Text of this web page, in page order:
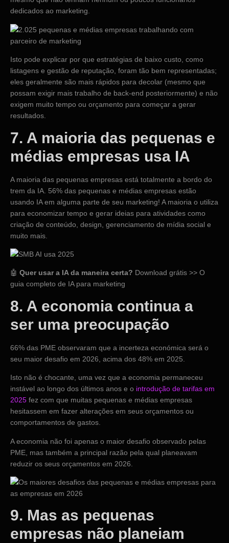
dedicados ao marketing.
Isto pode explicar por que estratégias de baixo custo, como
listagens e gestão de reputação, foram tão bem representadas;
eles geralmente são mais rápidos para decolar (mesmo que
possam exigir mais trabalho de back-end posteriormente) e não
exigem muito tempo ou orçamento para começar a gerar
resultados.
7. A maioria das pequenas e
médias empresas usa IA
A maioria das pequenas empresas está totalmente a bordo do
trem da IA. 56% das pequenas e médias empresas estão
usando IA em alguma parte de seu marketing! A maioria o utiliza
para economizar tempo e gerar ideias para atividades como
criação de conteúdo, design, gerenciamento de mídia social e
muito mais.
🤖 Quer usar a IA da maneira certa? Download grátis >> O
guia completo de IA para marketing
8. A economia continua a
ser uma preocupação
66% das PME observaram que a incerteza económica será o
seu maior desafio em 2026, acima dos 48% em 2025.
Isto não é chocante, uma vez que a economia permaneceu
instável ao longo dos últimos anos e o introdução de tarifas em
2025 fez com que muitas pequenas e médias empresas
hesitassem em fazer alterações em seus orçamentos ou
comportamentos de gastos.
A economia não foi apenas o maior desafio observado pelas
PME, mas também a principal razão pela qual planeavam
reduzir os seus orçamentos em 2026.
9. Mas as pequenas
empresas não planeiam